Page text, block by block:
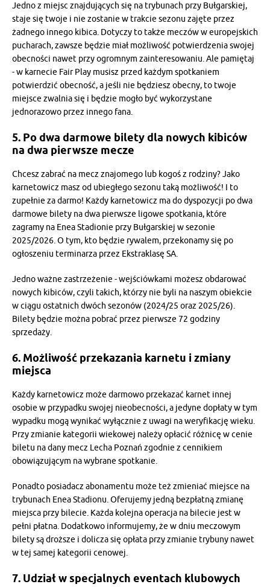
Jedno z miejsc znajdujących się na trybunach przy Bułgarskiej,
staje się twoje i nie zostanie w trakcie sezonu zajęte przez
żadnego innego kibica. Dotyczy to także meczów w europejskich
pucharach, zawsze będzie miał możliwość potwierdzenia swojej
obecności nawet przy ogromnym zainteresowaniu. Ale pamiętaj
- w karnecie Fair Play musisz przed każdym spotkaniem
potwierdzić obecność, a jeśli nie będziesz obecny, to twoje
miejsce zwalnia się i będzie mogło być wykorzystane
jednorazowo przez innego fana.
5. Po dwa darmowe bilety dla nowych kibiców
na dwa pierwsze mecze
Chcesz zabrać na mecz znajomego lub kogoś z rodziny? Jako
karnetowicz masz od ubiegłego sezonu taką możliwość! I to
zupełnie za darmo! Każdy karnetowicz ma do dyspozycji po dwa
darmowe bilety na dwa pierwsze ligowe spotkania, które
zagramy na Enea Stadionie przy Bułgarskiej w sezonie
2025/2026. O tym, kto będzie rywalem, przekonamy się po
ogłoszeniu terminarza przez Ekstraklasę SA.
Jedno ważne zastrzeżenie - wejściówkami możesz obdarować
nowych kibiców, czyli takich, którzy nie byli na naszym obiekcie
w ciągu ostatnich dwóch sezonów (2024/25 oraz 2025/26).
Bilety będzie można pobrać przez pierwsze 72 godziny
sprzedaży.
6. Możliwość przekazania karnetu i zmiany
miejsca
Każdy karnetowicz może darmowo przekazać karnet innej
osobie w przypadku swojej nieobecności, a jedyne dopłaty w tym
wypadku mogą wynikać wyłącznie z uwagi na weryfikację wieku.
Przy zmianie kategorii wiekowej należy opłacić różnicę w cenie
biletu na dany mecz Lecha Poznań zgodnie z cennikiem
obowiązującym na wybrane spotkanie.
Ponadto posiadacz abonamentu może też zmieniać miejsce na
trybunach Enea Stadionu. Oferujemy jedną bezpłatną zmianę
miejsca przy bilecie. Każda kolejna operacja na bilecie jest w
pełni płatna. Dodatkowo informujemy, że w dniu meczowym
bilety są droższe i dolicza się opłata przy zmianie trybuny nawet
w tej samej kategorii cenowej.
7. Udział w specjalnych eventach klubowych